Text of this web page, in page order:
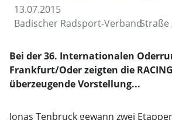
13.07.2015
Badischer Radsport-VerbandStraße
Bei der 36. Internationalen
Frankfurt/Oder zeigten die RACING
überzeugende Vorstellung...
Jonas Tenbruck gewann zwei